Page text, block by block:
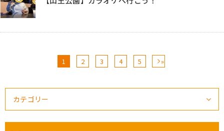
1 2 3 4 5 »
カテゴリー